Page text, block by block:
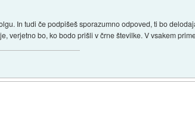
In tudi če podpišeš sporazumno odpoved, ti bo
verjetno bo, ko bodo prišli v črne številke. V vsakem